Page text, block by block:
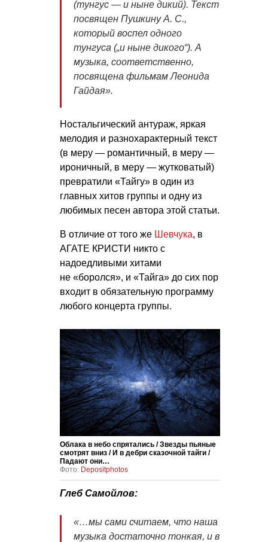
(тунгус — и ныне дикий). Текст
посвящен Пушкину А. С.,
который воспел одного
тунгуса („и ныне дикого“). А
музыка, соответственно,
посвящена фильмам Леонида
Гайдая».
Ностальгический антураж, яркая
мелодия и разнохарактерный текст
(в меру — романтичный, в меру —
ироничный, в меру — жутковатый)
превратили «Тайгу» в один из
главных хитов группы и одну из
любимых песен автора этой статьи.
В отличие от того же Шевчука, в
АГАТЕ КРИСТИ никто с
надоедливыми хитами
не «боролся», и «Тайга» до сих пор
входит в обязательную программу
любого концерта группы.
Облака в небо спрятались / Звезды пьяные
смотрят вниз / И в дебри сказочной тайги /
Падают они…
Фото: Depositphotos
Глеб Самойлов:
«…мы сами считаем, что наша
музыка достаточно тонкая, и в